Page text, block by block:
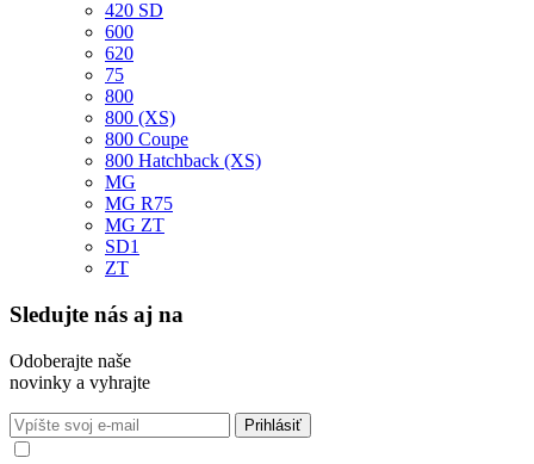
420 SD
600
620
75
800
800 (XS)
800 Coupe
800 Hatchback (XS)
MG
MG R75
MG ZT
SD1
ZT
Sledujte nás aj na
Odoberajte naše
novinky a vyhrajte